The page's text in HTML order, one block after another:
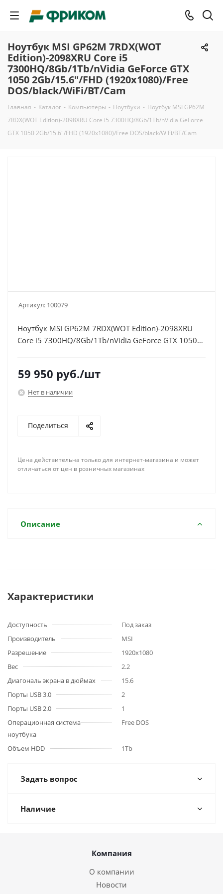
Ноутбук MSI GP62M 7RDX(WOT
Edition)-2098XRU Core i5
7300HQ/8Gb/1Tb/nVidia GeForce GTX
1050 2Gb/15.6"/FHD (1920x1080)/Free
DOS/black/WiFi/BT/Cam
Главная - Каталог - Компьютеры - Ноутбуки - Ноутбук MSI GP62M
7RDX(WOT Edition)-2098XRU Core i5 7300HQ/8Gb/1Tb/nVidia GeForce
GTX 1050 2Gb/15.6"/FHD (1920x1080)/Free DOS/black/WiFi/BT/Cam
Артикул: 100079
Ноутбук MSI GP62M 7RDX(WOT Edition)-2098XRU
Core i5 7300HQ/8Gb/1Tb/nVidia GeForce GTX 1050
59 950 руб./шт
Нет в наличии
Поделиться
Цена действительна только для интернет-магазина и может
отличаться от цен в розничных магазинах
Описание
Характеристики
Доступность
Под заказ
Производитель
MSI
Разрешение
1920x1080
Вес
2.2
Диагональ экрана в дюймах
15.6
Порты USB 3.0
2
Порты USB 2.0
1
Операционная система
ноутбука
Free DOS
Объем HDD 1Tb
Задать вопрос
Наличие
Компания
О компании
Новости